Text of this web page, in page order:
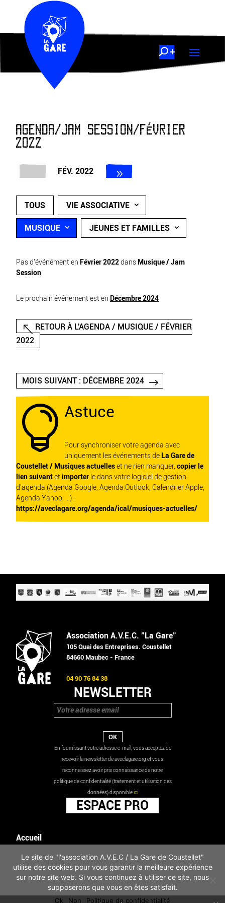
AGENDA/JAM SESSION/FÉVRIER
2022
FÉV. 2022
TOUS VIE ASSOCIATIVE
MUSIQUE JEUNES ET FAMILLES
Pas d'événément en Février 2022dans Musique / Jam
Session
Le prochain événement est en Décembre 2024
RETOUR À L'AGENDA / MUSIQUE / FÉVRIER
2022
MOIS SUIVANT : DÉCEMBRE 2024
 Astuce
Pour synchroniser votre agenda avec
uniquement les événements de La Gare de
Coustellet / Musiques actuelleset ne rien manquer, copier le
lien suivantet importer le dans votre logiciel de gestion
d'agenda (Agenda Google, Agenda Outlook, Calendrier Apple,
Agenda Yahoo, ...) :
https://aveclagare.org/agenda/ical/musiques-actuelles/
Association A.V.E.C. "La Gare"
105 Quai des Entreprises. Coustellet
84660 Maubec - France
04 90 76 84 38
NEWSLETTER
En fournissant votre adresse e-mail, vous acceptez de
recevoir la newsletter de aveclagare.org et vous
reconnaissez avoir pris connaissance de notre
politique de confidentialité (traitement et utilisation des
données) disponibleici
ESPACE PRO
Accueil
Les actualités
Mentions légales
Infos pratiques
Politique de confidentialité
Le site de "l'association A.V.E.C / La Gare de Coustellet"
utilise des cookies pour vous garantir la meilleure expérience
sur notre site web. Si vous continuez à utiliser ce site, nous
supposerons que vous en êtes satisfait.
Ok Non Politique de confidentialité